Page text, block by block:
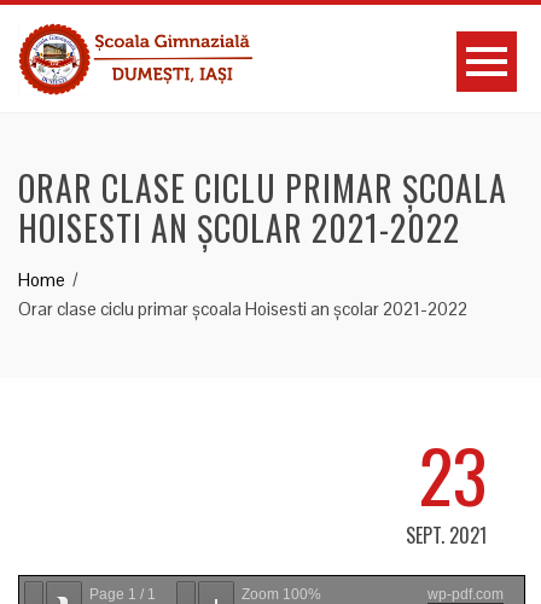
ORAR CLASE CICLU PRIMAR ȘCOALA
HOISESTI AN ȘCOLAR 2021-2022
Home
Orar clase ciclu primar școala Hoisesti an școlar 2021-2022
23
SEPT. 2021
Page 1 / 1 Zoom 100% wp-pdf.com